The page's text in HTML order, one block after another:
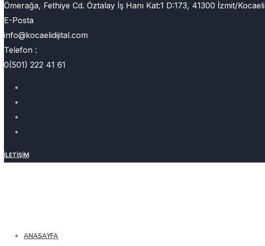
Ömerağa, Fethiye Cd. Öztalay İş Hanı Kat:1 D:173, 41300 İzmit/Kocaeli
E-Posta
info@kocaelidijital.com
Telefon :
0(501) 222 41 61
İLETIŞIM
ANASAYFA